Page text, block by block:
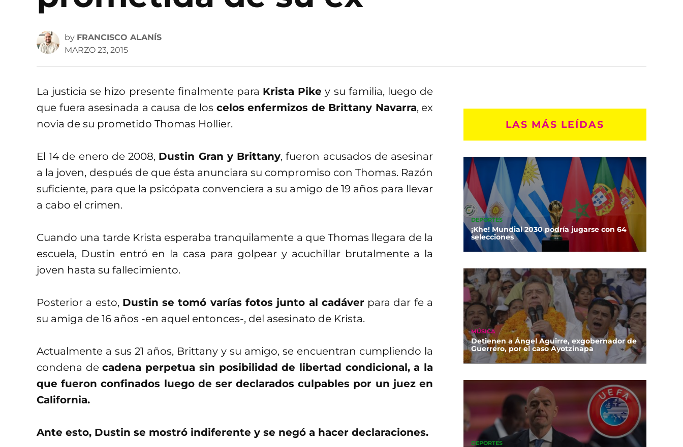
by FRANCISCO ALANÍS
MARZO 23, 2015
La justicia se hizo presente finalmente para Krista Pike y su familia, luego de
que fuera asesinada a causa de los celos enfermizos de Brittany Navarra, ex
novia de su prometido Thomas Hollier.
El 14 de enero de 2008, Dustin Gran y Brittany, fueron acusados de asesinar
a la joven, después de que ésta anunciara su compromiso con Thomas. Razón
suficiente, para que la psicópata convenciera a su amigo de 19 años para llevar
a cabo el crimen.
Cuando una tarde Krista esperaba tranquilamente a que Thomas llegara de la
escuela, Dustin entró en la casa para golpear y acuchillar brutalmente a la
joven hasta su fallecimiento.
Posterior a esto, Dustin se tomó varías fotos junto al cadáverpara dar fe a
su amiga de 16 años -en aquel entonces-, del asesinato de Krista.
Actualmente a sus 21 años, Brittany y su amigo, se encuentran cumpliendo la
condena decadena perpetua sin posibilidad de libertad condicional, a la
que fueron confinados luego de ser declarados culpables por un juez en
California.
Ante esto, Dustin se mostró indiferente y se negó a hacer declaraciones.
LAS MÁS LEÍDAS
DEPORTES
¡Khe! Mundial 2030 podría jugarse con 64
selecciones
MÚSICA
Detienen a Ángel Aguirre, exgobernador de
Guerrero, por el caso Ayotzinapa
DEPORTES